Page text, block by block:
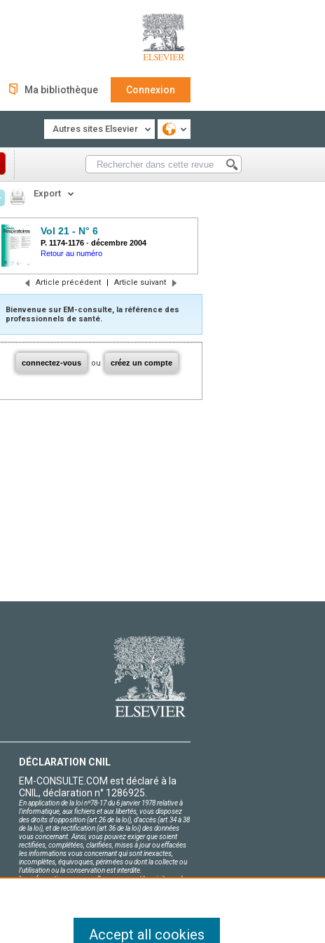
Ma bibliothèque Connexion
Autres sites Elsevier
Export
Vol 21 - N° 6
P. 1174-1176 - décembre 2004
Retour au numéro
Article précédent | Article suivant
Bienvenue sur EM-consulte, la référence des
professionnels de santé.
connectez-vous ou créez un compte
DÉCLARATION CNIL
EM-CONSULTE.COM est déclaré à la
CNIL, déclaration n° 1286925.
En application de la loi nº78-17 du 6 janvier 1978 relative à
l'informatique, aux fichiers et aux libertés, vous disposez
des droits d'opposition (art.26 de la loi), d'accès (art.34 à 38
de la loi), et de rectification (art.36 de la loi) des données
vous concernant. Ainsi, vous pouvez exiger que soient
rectifiées, complétées, clarifiées, mises à jour ou effacées
les informations vous concernant qui sont inexactes,
incomplètes, équivoques, périmées ou dont la collecte ou
l'utilisation ou la conservation est interdite.
Les informations personnelles concernant les visiteurs de
Accept all cookies